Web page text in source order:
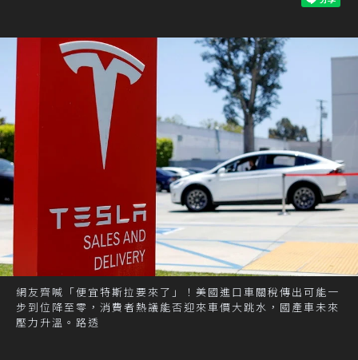
網友齊喊「便宜特斯拉要來了」！美國進口車關稅傳出可能一
步到位降至零，消費者熱議能否迎來車價大跳水，國產車未來
壓力升溫。路透